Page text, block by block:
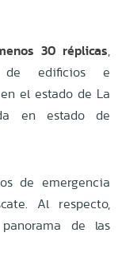
30 réplicas,
de edificios e
el estado de La
en estado de
de emergencia
Al respecto,
de las